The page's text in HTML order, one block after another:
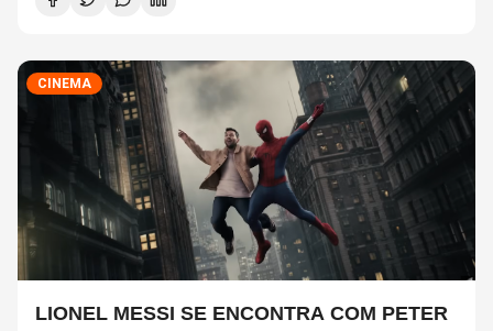
CINEMA
LIONEL MESSI SE ENCONTRA COM PETER